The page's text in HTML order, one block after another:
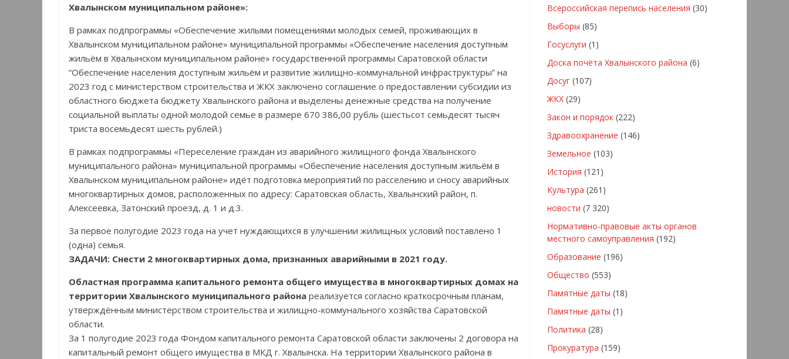
Хвалынском муниципальном районе»:
В рамках подпрограммы «Обеспечение жилыми помещениями молодых семей, проживающих в
Хвалынском муниципальном районе» муниципальной программы «Обеспечение населения доступным
жильём в Хвалынском муниципальном районе» государственной программы Саратовской области
“Обеспечение населения доступным жильём и развитие жилищно-коммунальной инфраструктуры” на
2023 год с министерством строительства и ЖКХ заключено соглашение о предоставлении субсидии из
областного бюджета бюджету Хвалынского района и выделены денежные средства на получение
социальной выплаты одной молодой семье в размере 670 386,00 рубль (шестьсот семьдесят тысяч
триста восемьдесят шесть рублей.)
В рамках подпрограммы «Переселение граждан из аварийного жилищного фонда Хвалынского
муниципального района» муниципальной программы «Обеспечение населения доступным жильём в
Хвалынском муниципальном районе» идёт подготовка мероприятий по расселению и сносу аварийных
многоквартирных домов, расположенных по адресу: Саратовская область, Хвалынский район, п.
Алексеевка, Затонский проезд, д. 1 и д.3.
За первое полугодие 2023 года на учет нуждающихся в улучшении жилищных условий поставлено 1
(одна) семья.
ЗАДАЧИ: Снести 2 многоквартирных дома, признанных аварийными в 2021 году.
Областная программа капитального ремонта общего имущества в многоквартирных домах на
территории Хвалынского муниципального района реализуется согласно краткосрочным планам,
утверждённым министерством строительства и жилищно-коммунального хозяйства Саратовской
области.
За 1 полугодие 2023 года Фондом капитального ремонта Саратовской области заключены 2 договора на
капитальный ремонт общего имущества в МКД г. Хвалынска. На территории Хвалынского района в
Всероссийская перепись населения (30)
Выборы (85)
Госуслуги (1)
Доска почёта Хвалынского района (6)
Досуг (107)
ЖКХ (29)
Закон и порядок (222)
Здравоохранение (146)
Земельное (103)
История (121)
Культура (261)
новости (7 320)
Нормативно-правовые акты органов
местного самоуправления (192)
Образование (196)
Общество (553)
Памятные даты (18)
Памятные даты (1)
Политика (28)
Прокуратура (159)